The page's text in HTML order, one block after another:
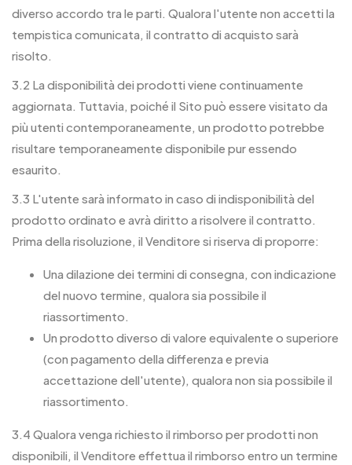
diverso accordo tra le parti. Qualora l'utente non accetti la
tempistica comunicata, il contratto di acquisto sarà
risolto.
3.2 La disponibilità dei prodotti viene continuamente
aggiornata. Tuttavia, poiché il Sito può essere visitato da
più utenti contemporaneamente, un prodotto potrebbe
risultare temporaneamente disponibile pur essendo
esaurito.
3.3 L'utente sarà informato in caso di indisponibilità del
prodotto ordinato e avrà diritto a risolvere il contratto.
Prima della risoluzione, il Venditore si riserva di proporre:
Una dilazione dei termini di consegna, con indicazione
del nuovo termine, qualora sia possibile il
riassortimento.
Un prodotto diverso di valore equivalente o superiore
(con pagamento della differenza e previa
accettazione dell'utente), qualora non sia possibile il
riassortimento.
3.4 Qualora venga richiesto il rimborso per prodotti non
disponibili, il Venditore effettua il rimborso entro un termine